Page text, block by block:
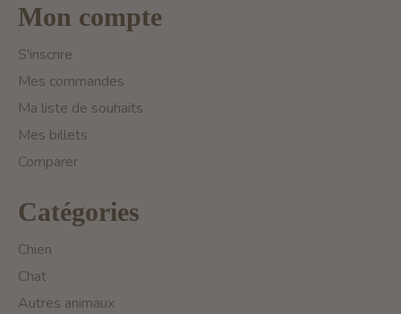
Mon compte
S'inscrire
Mes commandes
Ma liste de souhaits
Mes billets
Comparer
Catégories
Chien
Chat
Autres animaux